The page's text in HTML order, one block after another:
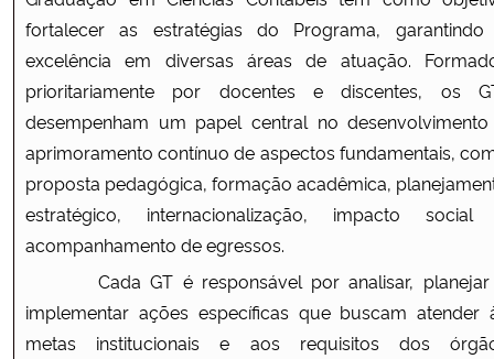
Ministério da Ciência, Tecnologia, Inovações e Comunicações
Ministério do Meio Ambiente
Ministério do Turismo
Ministério do Desenvolvimento Regional
Ministério da Mulher, da Família e dos Direitos Humanos
fortalecer as estratégias do Programa,
excelência em diversas áreas de atuação.
prioritariamente por docentes e discentes, os
desempenham um papel central no
aprimoramento contínuo de aspectos fundamentais,
proposta pedagógica, formação acadêmica,
estratégico, internacionalização, impacto
acompanhamento de egressos.
Cada GT é responsável por analisar, planejar
implementar ações específicas que buscam atender
metas institucionais e aos requisitos dos